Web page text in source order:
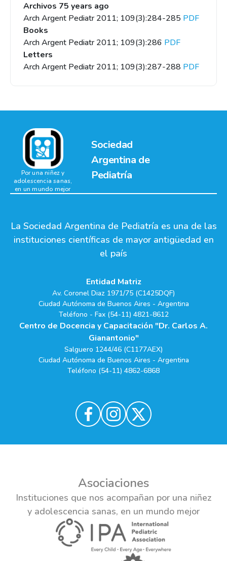
Archivos 75 years ago
Arch Argent Pediatr 2011; 109(3):284-285 PDF
Books
Arch Argent Pediatr 2011; 109(3):286 PDF
Letters
Arch Argent Pediatr 2011; 109(3):287-288 PDF
Sociedad
Argentina de
Pediatría
Por una niñez y
adolescencia sanas,
en un mundo mejor
La Sociedad Argentina de Pediatría es una de las
instituciones científicas de mayor antigüedad en
el país
Entidad Matriz
Av. Coronel Diaz 1971/75 (C1425DQF)
Ciudad Autónoma de Buenos Aires - Argentina
Teléfono - Fax (54-11) 4821-8612
Centro de Docencia y Capacitación "Dr. Carlos A.
Gianantonio"
Salguero 1244/46 (C1177AEX)
Ciudad Autónoma de Buenos Aires - Argentina
Teléfono (54-11) 4862-6868
Asociaciones
Instituciones que nos acompañan por una niñez
y adolescencia sanas, en un mundo mejor